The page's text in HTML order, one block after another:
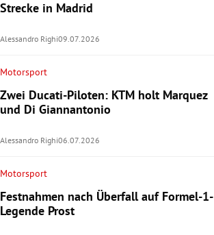
Strecke in Madrid
Alessandro Righi09.07.2026
Motorsport
Zwei Ducati-Piloten: KTM holt Marquez
und Di Giannantonio
Alessandro Righi06.07.2026
Motorsport
Festnahmen nach Überfall auf Formel-1-
Legende Prost